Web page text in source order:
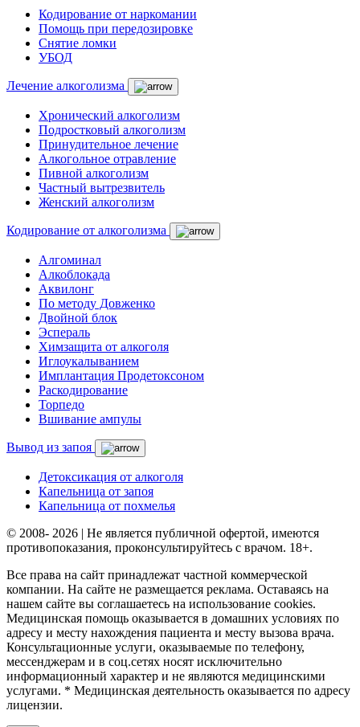
Кодирование от наркомании
Помощь при передозировке
Снятие ломки
УБОД
Лечение алкоголизма
Хронический алкоголизм
Подростковый алкоголизм
Принудительное лечение
Алкогольное отравление
Пивной алкоголизм
Частный вытрезвитель
Женский алкоголизм
Кодирование от алкоголизма
Алгоминал
Алкоблокада
Аквилонг
По методу Довженко
Двойной блок
Эспераль
Химзащита от алкоголя
Иглоукалыванием
Имплантация Продетоксоном
Раскодирование
Торпедо
Вшивание ампулы
Вывод из запоя
Детоксикация от алкоголя
Капельница от запоя
Капельница от похмелья
© 2008- 2026 | Не является публичной офертой, имеются
противопоказания, проконсультируйтесь с врачом. 18+.
Все права на сайт принадлежат частной коммерческой
компании. На сайте не размещается реклама. Оставаясь на
нашем сайте вы соглашаетесь на использование cookies.
Медицинская помощь оказывается в домашних условиях по
адресу и месту нахождения пациента и месту вызова врача.
Консультационные услуги, оказываемые по телефону,
мессенджерам и в соц.сетях носят исключительно
информационный характер и не являются медицинскими
услугами. * Медицинская деятельность оказывается по адресу
лицензии.